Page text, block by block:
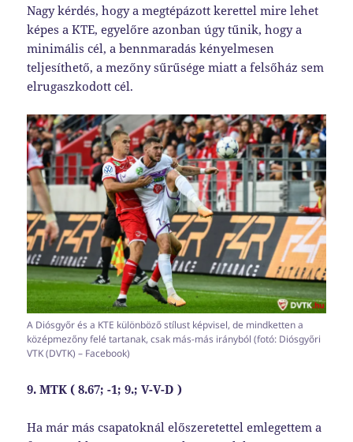
Nagy kérdés, hogy a megtépázott kerettel mire lehet
képes a KTE, egyelőre azonban úgy tűnik, hogy a
minimális cél, a bennmaradás kényelmesen
teljesíthető, a mezőny sűrűsége miatt a felsőház sem
elrugaszkodott cél.
A Diósgyőr és a KTE különböző stílust képvisel, de mindketten a
középmezőny felé tartanak, csak más-más irányból (fotó: Diósgyőri
VTK (DVTK) – Facebook)
9. MTK ( 8.67; -1; 9.; V-V-D )
Ha már más csapatoknál előszeretettel emlegettem a